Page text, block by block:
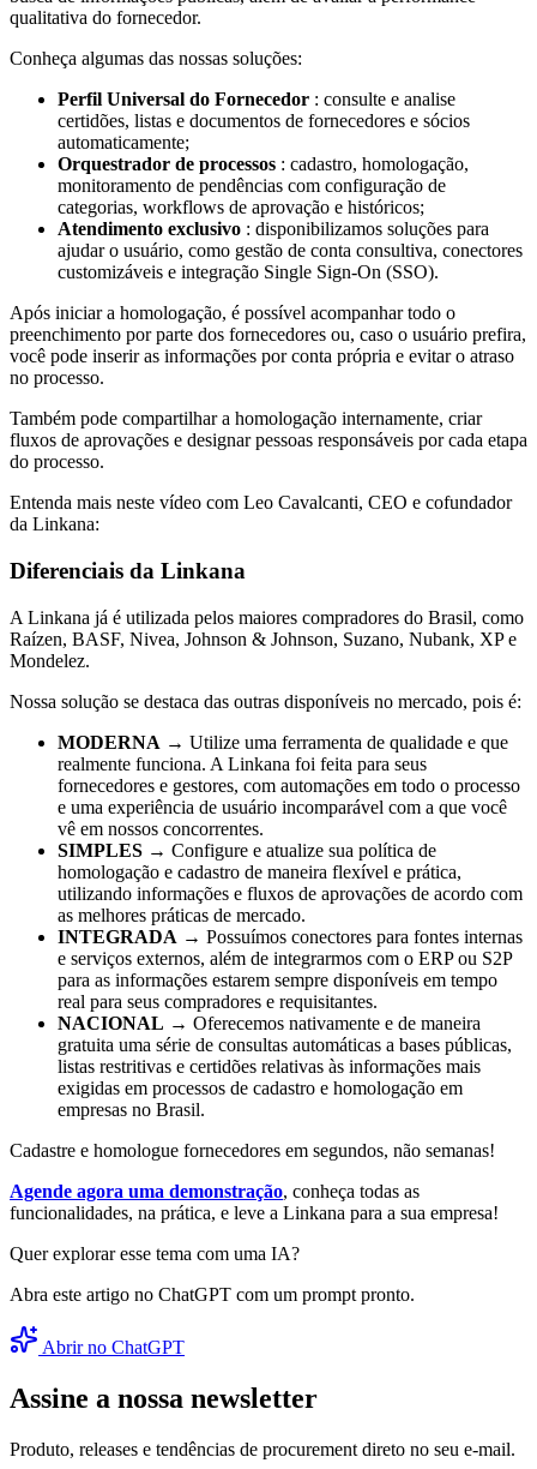
qualitativa do fornecedor.
Conheça algumas das nossas soluções:
Perfil Universal do Fornecedor : consulte e analise
certidões, listas e documentos de fornecedores e sócios
automaticamente;
Orquestrador de processos : cadastro, homologação,
monitoramento de pendências com configuração de
categorias, workflows de aprovação e históricos;
Atendimento exclusivo : disponibilizamos soluções para
ajudar o usuário, como gestão de conta consultiva, conectores
customizáveis e integração Single Sign-On (SSO).
Após iniciar a homologação, é possível acompanhar todo o
preenchimento por parte dos fornecedores ou, caso o usuário prefira,
você pode inserir as informações por conta própria e evitar o atraso
no processo.
Também pode compartilhar a homologação internamente, criar
fluxos de aprovações e designar pessoas responsáveis por cada etapa
do processo.
Entenda mais neste vídeo com Leo Cavalcanti, CEO e cofundador
da Linkana:
Diferenciais da Linkana
A Linkana já é utilizada pelos maiores compradores do Brasil, como
Raízen, BASF, Nivea, Johnson & Johnson, Suzano, Nubank, XP e
Mondelez.
Nossa solução se destaca das outras disponíveis no mercado, pois é:
MODERNA → Utilize uma ferramenta de qualidade e que
realmente funciona. A Linkana foi feita para seus
fornecedores e gestores, com automações em todo o processo
e uma experiência de usuário incomparável com a que você
vê em nossos concorrentes.
SIMPLES → Configure e atualize sua política de
homologação e cadastro de maneira flexível e prática,
utilizando informações e fluxos de aprovações de acordo com
as melhores práticas de mercado.
INTEGRADA → Possuímos conectores para fontes internas
e serviços externos, além de integrarmos com o ERP ou S2P
para as informações estarem sempre disponíveis em tempo
real para seus compradores e requisitantes.
NACIONAL → Oferecemos nativamente e de maneira
gratuita uma série de consultas automáticas a bases públicas,
listas restritivas e certidões relativas às informações mais
exigidas em processos de cadastro e homologação em
empresas no Brasil.
Cadastre e homologue fornecedores em segundos, não semanas!
Agende agora uma demonstração, conheça todas as
funcionalidades, na prática, e leve a Linkana para a sua empresa!
Quer explorar esse tema com uma IA?
Abra este artigo no ChatGPT com um prompt pronto.
Abrir no ChatGPT
Assine a nossa newsletter
Produto, releases e tendências de procurement direto no seu e-mail.